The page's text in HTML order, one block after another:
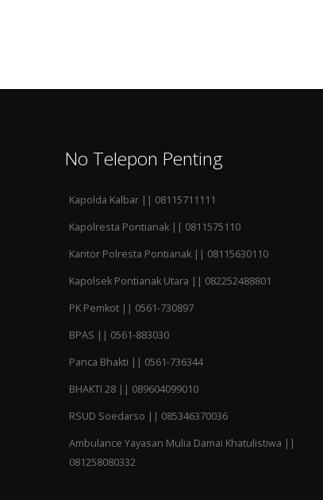
No Telepon Penting
Kapolda Kalbar || 08115711111
Kapolresta Pontianak || 0811575110
Kantor Polresta Pontianak || 08115630110
Kapolsek Pontianak Utara || 082252488801
PK Pemkot || 0561-730897
BPAS || 0561-883030
Panca Bhakti || 0561-736344
BHAKTI 28 || 089604099010
RSUD Soedarso || 085346370036
Ambulance Yayasan Mulia Damai Khatulistiwa ||
081258080332